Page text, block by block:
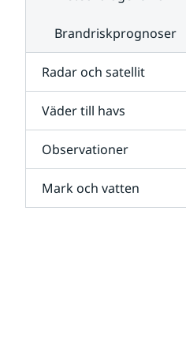
Brandriskprognoser
Radar och satellit
Väder till havs
Observationer
Mark och vatten